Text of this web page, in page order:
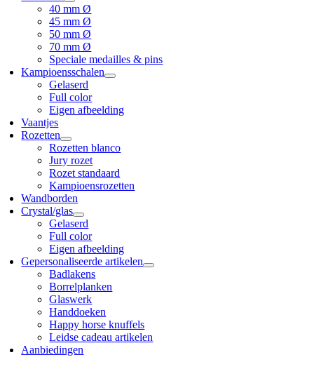
40 mm Ø
45 mm Ø
50 mm Ø
70 mm Ø
Speciale medailles & pins
Kampioensschalen
Gelaserd
Full color
Eigen afbeelding
Vaantjes
Rozetten
Rozetten blanco
Jury rozet
Rozet standaard
Kampioensrozetten
Wandborden
Crystal/glas
Gelaserd
Full color
Eigen afbeelding
Gepersonaliseerde artikelen
Badlakens
Borrelplanken
Glaswerk
Handdoeken
Happy horse knuffels
Leidse cadeau artikelen
Aanbiedingen